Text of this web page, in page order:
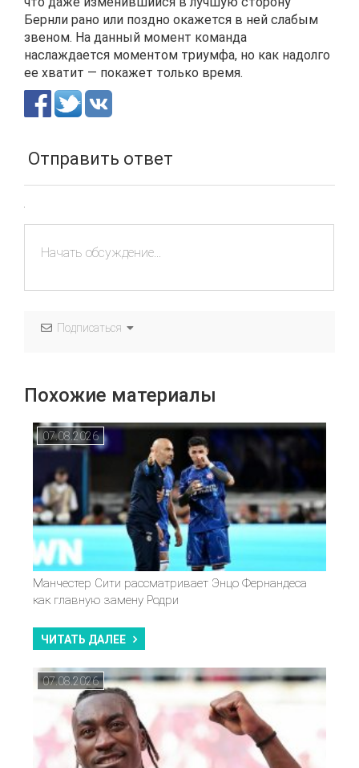
Бернли рано или поздно окажется в ней слабым
звеном. На данный момент команда
наслаждается моментом триумфа, но как надолго
ее хватит — покажет только время.
Отправить ответ
Подписаться
Похожие материалы
07.08.2026
Манчестер Сити рассматривает Энцо Фернандеса
как главную замену Родри
ЧИТАТЬ ДАЛЕЕ
07.08.2026